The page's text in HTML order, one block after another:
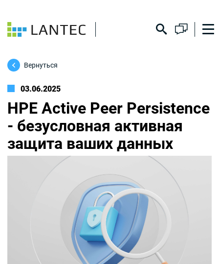
Вернуться
03.06.2025
HPE Active Peer Persistence
- безусловная активная
защита ваших данных